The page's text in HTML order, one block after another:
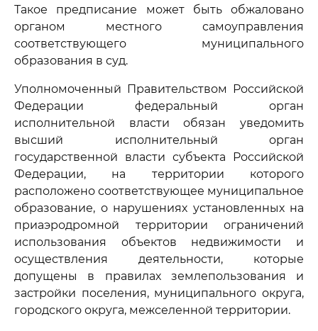
Такое предписание может быть обжаловано
органом местного самоуправления
соответствующего муниципального
образования в суд.
Уполномоченный Правительством Российской
Федерации федеральный орган
исполнительной власти обязан уведомить
высший исполнительный орган
государственной власти субъекта Российской
Федерации, на территории которого
расположено соответствующее муниципальное
образование, о нарушениях установленных на
приаэродромной территории ограничений
использования объектов недвижимости и
осуществления деятельности, которые
допущены в правилах землепользования и
застройки поселения, муниципального округа,
городского округа, межселенной территории.